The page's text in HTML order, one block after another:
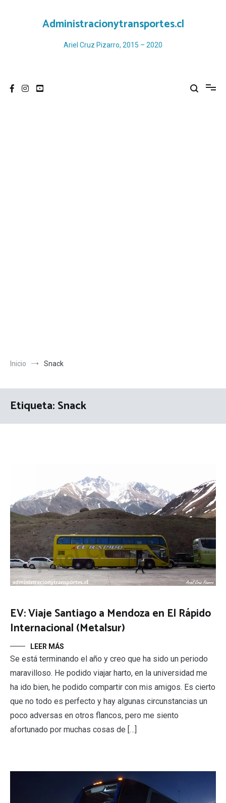
Administracionytransportes.cl
Ariel Cruz Pizarro, 2015 – 2020
Inicio Snack
Etiqueta:Snack
EV: Viaje Santiago a Mendoza en El Rápido
Internacional (Metalsur)
LEER MÁS
Se está terminando el año y creo que ha sido un periodo
maravilloso. He podido viajar harto, en la universidad me
ha ido bien, he podido compartir con mis amigos. Es cierto
que no todo es perfecto y hay algunas circunstancias un
poco adversas en otros flancos, pero me siento
afortunado por muchas cosas de […]